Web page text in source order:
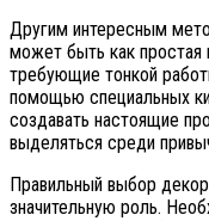
Другим интересным
может быть как
требующие тонкой
помощью специальных
создавать настоящие
выделяться среди
Правильный выбор
значительную роль.